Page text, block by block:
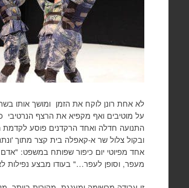
לא אחת רונן לוקח את הזמן ומושך אותו
על מוטיבים ואף מקפיא את הרצף הנרטיבי
התנועה חדלה ואחד הרקדנים פוסע
ובקול צלול שר א-קאפלה בית קצר מתוך
אחד מפיוטי יום כיפור שפותח במשפט: "אדם
מעפר, וסופן לעפר…" בעודו מבצע נפילות